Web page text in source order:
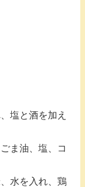
塩と酒を加え
ま油、塩、コ
水を入れ、鶏